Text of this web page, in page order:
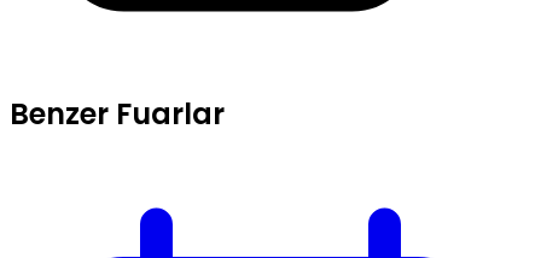
Benzer Fuarlar